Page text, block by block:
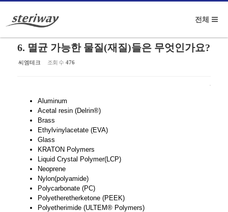
전체
6. 멸균 가능한 물질(재질)들은 무엇인가요?
씨엠테크 조회 수 476
Aluminum
Acetal resin (Delrin®)
Brass
Ethylvinylacetate (EVA)
Glass
KRATON Polymers
Liquid Crystal Polymer(LCP)
Neoprene
Nylon(polyamide)
Polycarbonate (PC)
Polyetheretherketone (PEEK)
Polyetherimide (ULTEM® Polymers)
Sketchbook5, 스케치북5
Sketchbook5, 스케치북5